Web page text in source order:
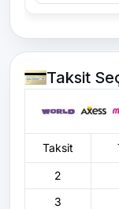
Taksit
Taksit
2
3